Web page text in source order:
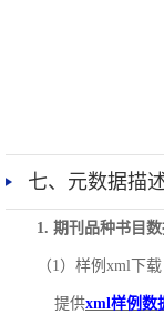
七、元数据描
1. 期刊品种书目
（1）样例xml下载
提供xml样例数